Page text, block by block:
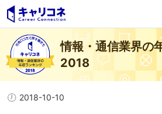
情報・通信業界の
2018
2018-10-10